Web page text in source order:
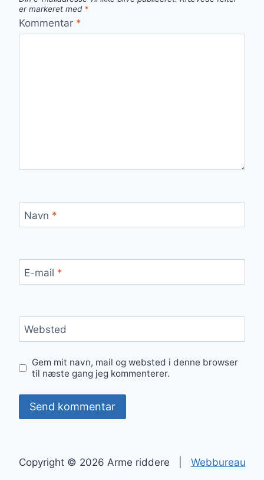
er markeret med *
Kommentar *
Navn *
E-mail *
Websted
Gem mit navn, mail og websted i denne browser
til næste gang jeg kommenterer.
Copyright © 2026 Arme riddere | Webbureau